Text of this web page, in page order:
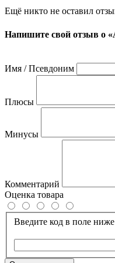
Ещё никто не оставил
Напишите свой отзыв о
Имя / Псевдоним
Плюсы
Минусы
Комментарий
Оценка товара
Введите код в поле ниже